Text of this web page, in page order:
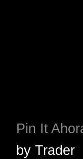
Pin It
by Trader